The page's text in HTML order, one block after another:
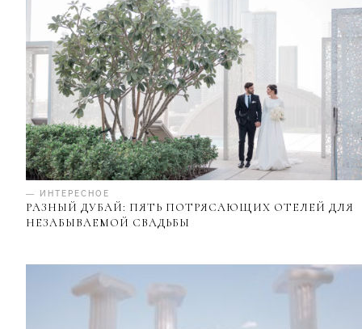
— ИНТЕРЕСНОЕ
РАЗНЫЙ ДУБАЙ: ПЯТЬ ПОТРЯСАЮЩИХ ОТЕЛЕЙ ДЛЯ
НЕЗАБЫВАЕМОЙ СВАДЬБЫ